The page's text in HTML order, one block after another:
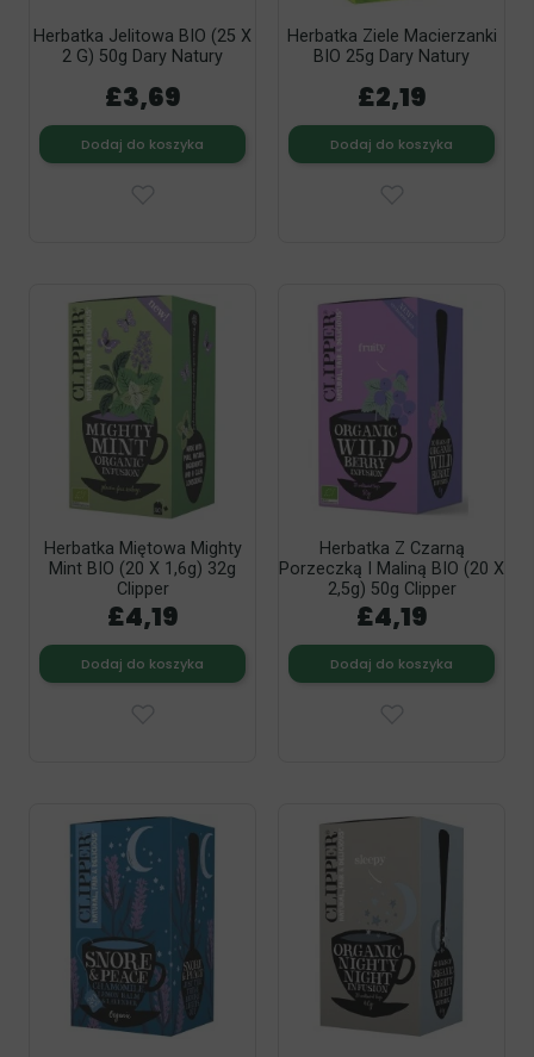
Herbatka Jelitowa BIO (25 X
2 G) 50g Dary Natury
£3,69
Dodaj do koszyka
Herbatka Ziele Macierzanki
BIO 25g Dary Natury
£2,19
Dodaj do koszyka
Herbatka Miętowa Mighty
Mint BIO (20 X 1,6g) 32g
Clipper
£4,19
Dodaj do koszyka
Herbatka Z Czarną
Porzeczką I Maliną BIO (20 X
2,5g) 50g Clipper
£4,19
Dodaj do koszyka